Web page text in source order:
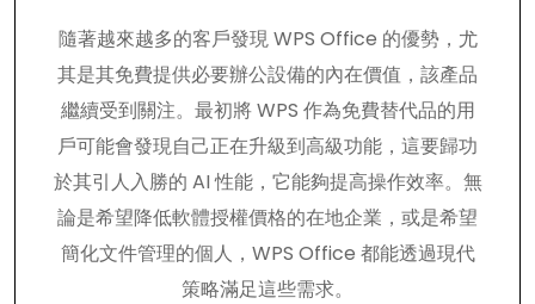
隨著越來越多的客戶發現 WPS Office 的優勢，尤
其是其免費提供必要辦公設備的內在價值，該產品
繼續受到關注。最初將 WPS 作為免費替代品的用
戶可能會發現自己正在升級到高級功能，這要歸功
於其引人入勝的 AI 性能，它能夠提高操作效率。無
論是希望降低軟體授權價格的在地企業，或是希望
簡化文件管理的個人，WPS Office 都能透過現代
策略滿足這些需求。